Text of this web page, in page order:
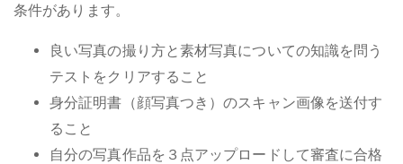
条件があります。
良い写真の撮り方と素材写真についての知識を問う
テストをクリアすること
身分証明書（顔写真つき）のスキャン画像を送付す
ること
自分の写真作品を３点アップロードして審査に合格